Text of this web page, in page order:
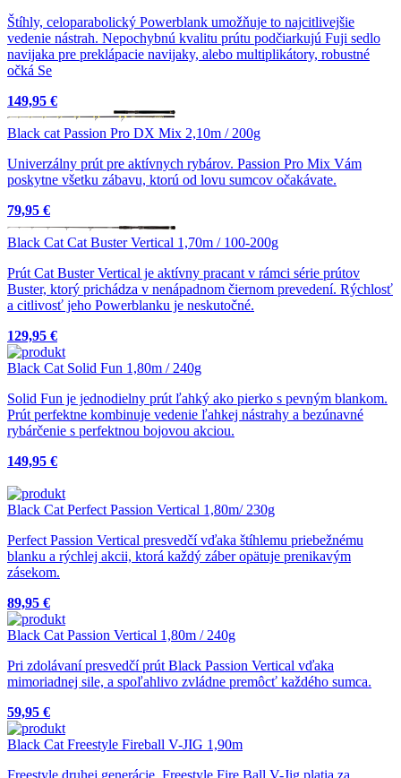
Štíhly, celoparabolický Powerblank umožňuje to najcitlivejšie
vedenie nástrah. Nepochybnú kvalitu prútu podčiarkujú Fuji sedlo
navijaka pre preklápacie navijaky, alebo multiplikátory, robustné
očká Se
149,95 €
Black cat Passion Pro DX Mix 2,10m / 200g
Univerzálny prút pre aktívnych rybárov. Passion Pro Mix Vám
poskytne všetku zábavu, ktorú od lovu sumcov očakávate.
79,95 €
Black Cat Cat Buster Vertical 1,70m / 100-200g
Prút Cat Buster Vertical je aktívny pracant v rámci série prútov
Buster, ktorý prichádza v nenápadnom čiernom prevedení. Rýchlosť
a citlivosť jeho Powerblanku je neskutočné.
129,95 €
Black Cat Solid Fun 1,80m / 240g
Solid Fun je jednodielny prút ľahký ako pierko s pevným blankom.
Prút perfektne kombinuje vedenie ľahkej nástrahy a bezúnavné
rybárčenie s perfektnou bojovou akciou.
149,95 €
Black Cat Perfect Passion Vertical 1,80m/ 230g
Perfect Passion Vertical presvedčí vďaka štíhlemu priebežnému
blanku a rýchlej akcii, ktorá každý záber opätuje prenikavým
zásekom.
89,95 €
Black Cat Passion Vertical 1,80m / 240g
Pri zdolávaní presvedčí prút Black Passion Vertical vďaka
mimoriadnej sile, a spoľahlivo zvládne premôcť každého sumca.
59,95 €
Black Cat Freestyle Fireball V-JIG 1,90m
Freestyle druhej generácie. Freestyle Fire Ball V-Jig platia za